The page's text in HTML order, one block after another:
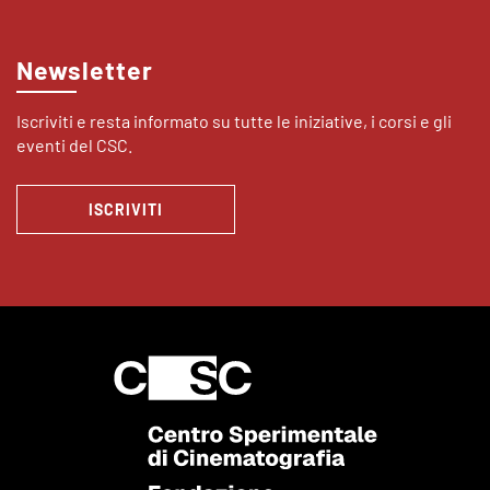
Newsletter
Iscriviti e resta informato su tutte le iniziative, i corsi e gli
eventi del CSC.
ISCRIVITI